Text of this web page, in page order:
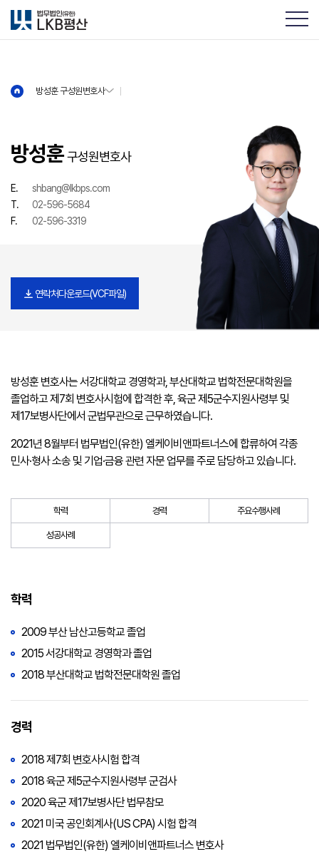
방성훈 구성원변호사
방성훈 구성원변호사
방성훈구성원변호사
E.
shbang@lkbps.com
T.
02-596-5684
F.
02-596-3319
연락처다운로드(VCF파일)
방성훈 변호사는 서강대학교 경영학과, 부산대학교 법학전문대학원을
졸업하고 제7회 변호사시험에 합격한 후, 육군 제5군수지원사령부 및
제17보병사단에서 군법무관으로 근무하였습니다.
2021년 8월부터 법무법인(유한) 엘케이비앤파트너스에 합류하여 각종
민사·형사 소송 및 기업·금융 관련 자문 업무를 주로 담당하고 있습니다.
학력 경력 주요수행사례
성공사례
학력
2009 부산 남산고등학교 졸업
2015 서강대학교 경영학과 졸업
2018 부산대학교 법학전문대학원 졸업
경력
2018 제7회 변호사시험 합격
2018 육군 제5군수지원사령부 군검사
2020 육군 제17보병사단 법무참모
2021 미국 공인회계사(US CPA) 시험 합격
2021 법무법인(유한) 엘케이비앤파트너스 변호사